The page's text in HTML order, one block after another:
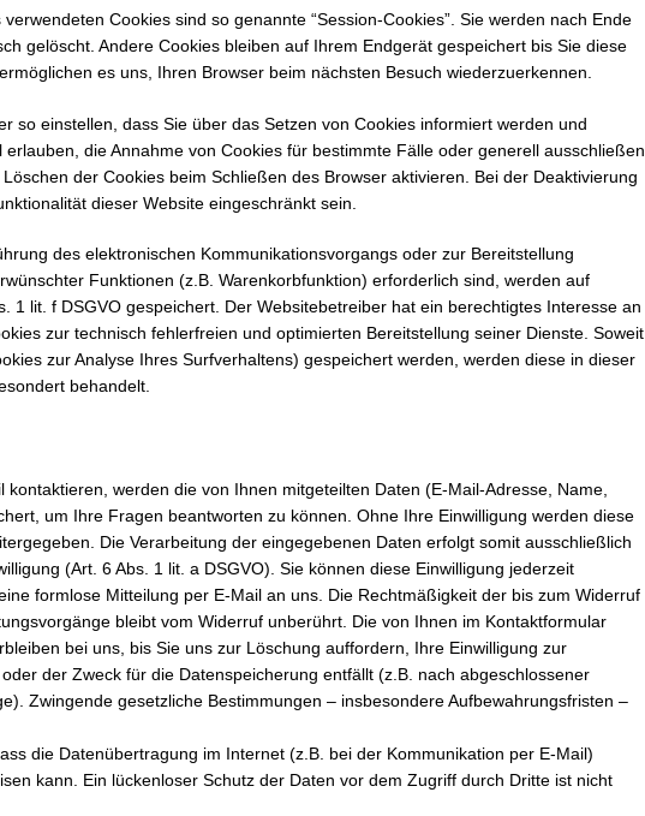
Cookies sind so genannte “Session-Cookies”. Sie werden nach Ende
gelöscht. Andere Cookies bleiben auf Ihrem Endgerät gespeichert bis Sie diese
es uns, Ihren Browser beim nächsten Besuch wiederzuerkennen.
so einstellen, dass Sie über das Setzen von Cookies informiert werden und
erlauben, die Annahme von Cookies für bestimmte Fälle oder generell ausschließen
der Cookies beim Schließen des Browser aktivieren. Bei der Deaktivierung
dieser Website eingeschränkt sein.
des elektronischen Kommunikationsvorgangs oder zur Bereitstellung
Funktionen (z.B. Warenkorbfunktion) erforderlich sind, werden auf
1 lit. f DSGVO gespeichert. Der Websitebetreiber hat ein berechtigtes Interesse an
zur technisch fehlerfreien und optimierten Bereitstellung seiner Dienste. Soweit
zur Analyse Ihres Surfverhaltens) gespeichert werden, werden diese in dieser
behandelt.
kontaktieren, werden die von Ihnen mitgeteilten Daten (E-Mail-Adresse, Name,
um Ihre Fragen beantworten zu können. Ohne Ihre Einwilligung werden diese
Die Verarbeitung der eingegebenen Daten erfolgt somit ausschließlich
(Art. 6 Abs. 1 lit. a DSGVO). Sie können diese Einwilligung jederzeit
formlose Mitteilung per E-Mail an uns. Die Rechtmäßigkeit der bis zum Widerruf
bleibt vom Widerruf unberührt. Die von Ihnen im Kontaktformular
bei uns, bis Sie uns zur Löschung auffordern, Ihre Einwilligung zur
der Zweck für die Datenspeicherung entfällt (z.B. nach abgeschlossener
Zwingende gesetzliche Bestimmungen – insbesondere Aufbewahrungsfristen –
die Datenübertragung im Internet (z.B. bei der Kommunikation per E-Mail)
kann. Ein lückenloser Schutz der Daten vor dem Zugriff durch Dritte ist nicht